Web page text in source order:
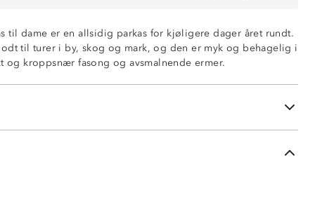
til dame er en allsidig parkas for kjøligere dager året rundt.
til turer i by, skog og mark, og den er myk og behagelig i
og kroppsnær fasong og avsmalnende ermer.